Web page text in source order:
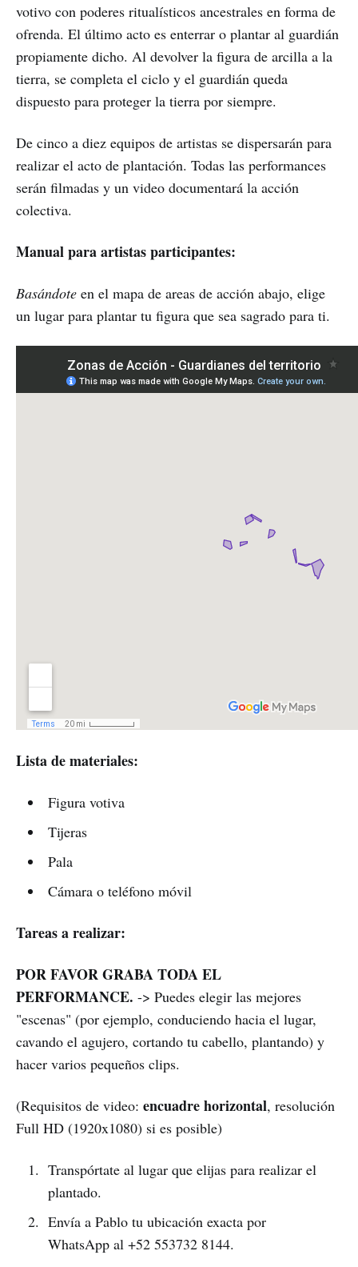
votivo con poderes ritualísticos ancestrales en forma de
ofrenda. El último acto es enterrar o plantar al guardián
propiamente dicho. Al devolver la figura de arcilla a la
tierra, se completa el ciclo y el guardián queda
dispuesto para proteger la tierra por siempre.
De cinco a diez equipos de artistas se dispersarán para
realizar el acto de plantación. Todas las performances
serán filmadas y un video documentará la acción
colectiva.
Manual para artistas participantes:
Basándote en el mapa de areas de acción abajo, elige
un lugar para plantar tu figura que sea sagrado para ti.
Lista de materiales:
Figura votiva
Tijeras
Pala
Cámara o teléfono móvil
Tareas a realizar:
POR FAVOR GRABA TODA EL
PERFORMANCE. -> Puedes elegir las mejores
"escenas" (por ejemplo, conduciendo hacia el lugar,
cavando el agujero, cortando tu cabello, plantando) y
hacer varios pequeños clips.
(Requisitos de video: encuadre horizontal, resolución
Full HD (1920x1080) si es posible)
Transpórtate al lugar que elijas para realizar el
plantado.
Envía a Pablo tu ubicación exacta por
WhatsApp al +52 553732 8144.